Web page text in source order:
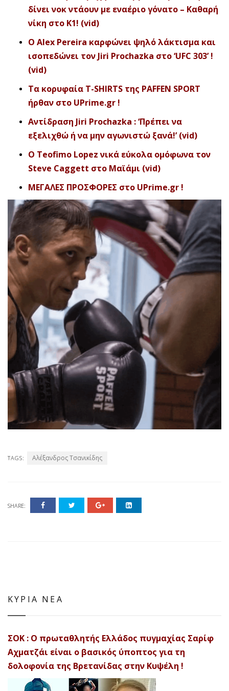
δίνει νοκ ντάουν με εναέριο γόνατο – Καθαρή
νίκη στο Κ1! (vid)
Ο Alex Pereira καρφώνει ψηλό λάκτισμα και
ισοπεδώνει τον Jiri Prochazka στο ‘UFC 303’ !
(vid)
Τα κορυφαία T-SHIRTS της PAFFEN SPORT
ήρθαν στο UPrime.gr !
Αντίδραση Jiri Prochazka : ‘Πρέπει να
εξελιχθώ ή να μην αγωνιστώ ξανά!’ (vid)
O Teofimo Lopez νικά εύκολα ομόφωνα τον
Steve Caggett στο Μαϊάμι (vid)
ΜΕΓΑΛΕΣ ΠΡΟΣΦΟΡΕΣ στο UPrime.gr !
TAGS: Αλέξανδρος Τσανικίδης
SHARE:
ΚΥΡΙΑ ΝΕΑ
ΣΟΚ : Ο πρωταθλητής Ελλάδος πυγμαχίας Σαρίφ
Αχματζάι είναι ο βασικός ύποπτος για τη
δολοφονία της Βρετανίδας στην Κυψέλη !